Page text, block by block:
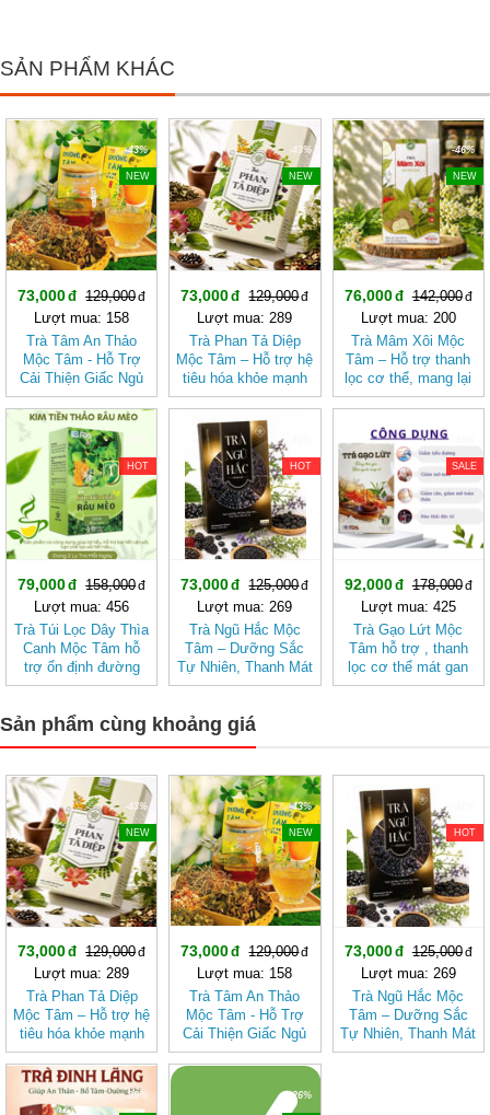
SẢN PHẨM KHÁC
-43%
NEW
73,000
129,000
Lượt mua: 158
Trà Tâm An Thảo
Mộc Tâm - Hỗ Trợ
Cải Thiện Giấc Ngủ
-43%
NEW
73,000
129,000
Lượt mua: 289
Trà Phan Tả Diệp
Mộc Tâm – Hỗ trợ hệ
tiêu hóa khỏe mạnh
-46%
NEW
76,000
142,000
Lượt mua: 200
Trà Mâm Xôi Mộc
Tâm – Hỗ trợ thanh
lọc cơ thể, mang lại
cảm giác nhẹ nhàng
HOT
79,000
158,000
Lượt mua: 456
Trà Túi Lọc Dây Thìa
Canh Mộc Tâm hỗ
trợ ổn định đường
huyết
HOT
73,000
125,000
Lượt mua: 269
Trà Ngũ Hắc Mộc
Tâm – Dưỡng Sắc
Tự Nhiên, Thanh Mát
Dịu Nhẹ (hộp 20 túi
SALE
92,000
178,000
Lượt mua: 425
Trà Gạo Lứt Mộc
Tâm hỗ trợ , thanh
lọc cơ thể mát gan
Sản phẩm cùng khoảng giá
-43%
NEW
73,000
129,000
Lượt mua: 289
Trà Phan Tả Diệp
Mộc Tâm – Hỗ trợ hệ
tiêu hóa khỏe mạnh
-43%
NEW
73,000
129,000
Lượt mua: 158
Trà Tâm An Thảo
Mộc Tâm - Hỗ Trợ
Cải Thiện Giấc Ngủ
HOT
73,000
125,000
Lượt mua: 269
Trà Ngũ Hắc Mộc
Tâm – Dưỡng Sắc
Tự Nhiên, Thanh Mát
Dịu Nhẹ (hộp 20 túi
-39% -26%